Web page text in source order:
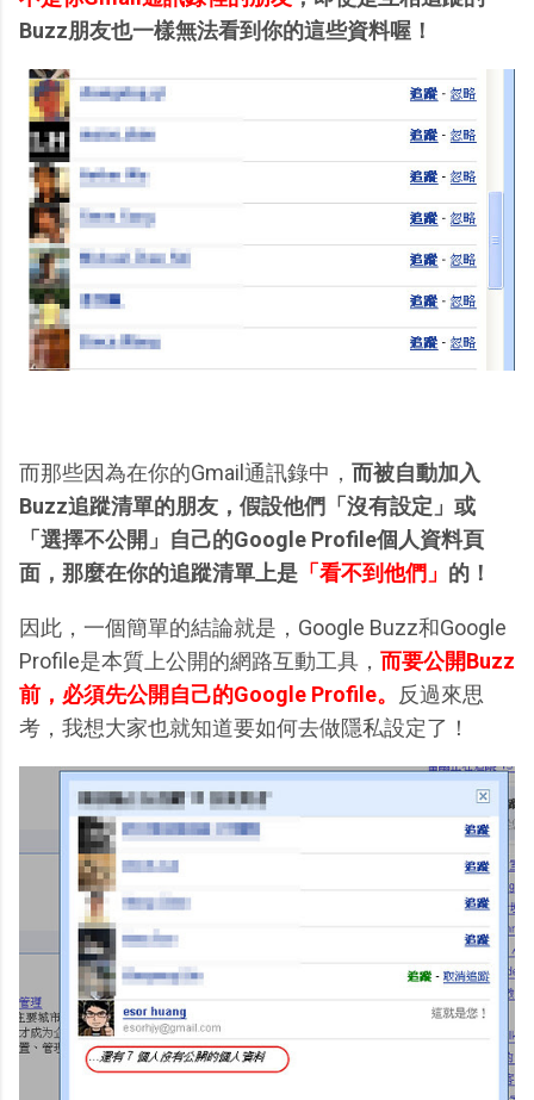
Buzz朋友也一樣無法看到你的這些資料喔！
而那些因為在你的Gmail通訊錄中， 而被自動加入
Buzz追蹤清單的朋友，假設他們「沒有設定」或
「選擇不公開」自己的Google Profile個人資料頁
面，那麼在你的追蹤清單上是 「看不到他們」 的！
因此，一個簡單的結論就是，Google Buzz和Google
Profile是本質上公開的網路互動工具， 而要公開Buzz
前，必須先公開自己的Google Profile。 反過來思
考，我想大家也就知道要如何去做隱私設定了！